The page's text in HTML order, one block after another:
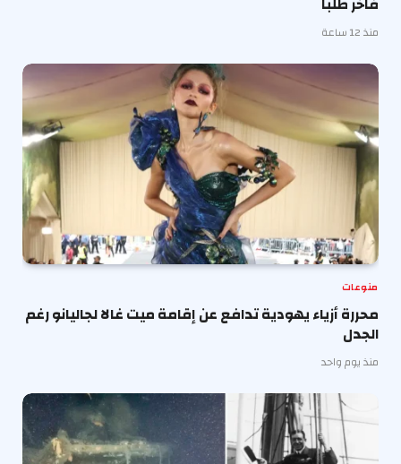
منذ 12 ساعة
منوعات
محررة أزياء يهودية تدافع عن إقامة ميت غالا لجاليانو رغم
الجدل
منذ يوم واحد